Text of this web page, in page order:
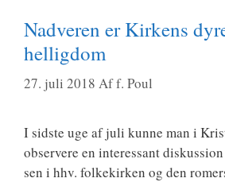
Nadveren er Kirkens
helligdom
27. juli 2018 Aff. Poul
I sid­ste uge af juli kun­ne man i
obser­ve­re en inter­es­sant
sen i hhv. fol­kekir­ken og den